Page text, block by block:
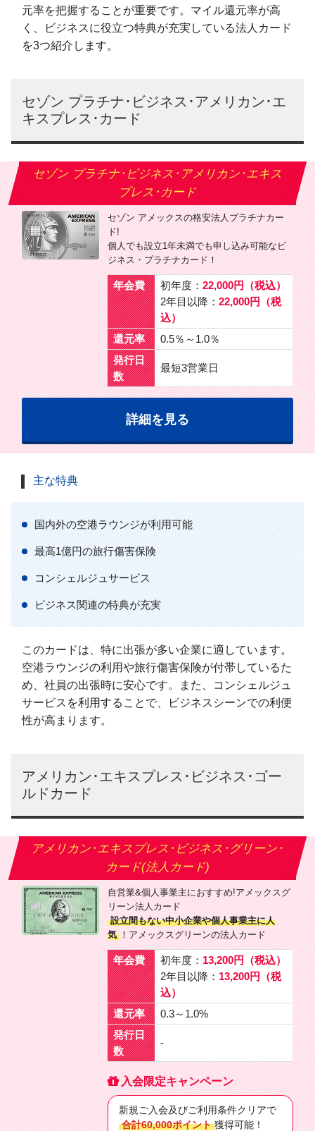
元率を把握することが重要です。マイル還元率が高
く、ビジネスに役立つ特典が充実している法人カード
を3つ紹介します。
セゾン プラチナ･ビジネス･アメリカン･エ
キスプレス･カード
セゾン プラチナ･ビジネス･アメリカン･エキス
プレス･カード
セゾン アメックスの格安法人プラチナカー
ド!
個人でも設立1年未満でも申し込み可能なビ
ジネス・プラチナカード！
年会費 初年度： 22,000円（税込）
2年目以降： 22,000円（税
込）
還元率
0.5％～1.0％
発行日
数
最短3営業日
詳細を見る
主な特典
国内外の空港ラウンジが利用可能
最高1億円の旅行傷害保険
コンシェルジュサービス
ビジネス関連の特典が充実
このカードは、特に出張が多い企業に適しています。
空港ラウンジの利用や旅行傷害保険が付帯しているた
め、社員の出張時に安心です。また、コンシェルジュ
サービスを利用することで、ビジネスシーンでの利便
性が高まります。
アメリカン･エキスプレス･ビジネス･ゴー
ルドカード
アメリカン･エキスプレス･ビジネス･グリーン･
カード(法人カード)
自営業&個人事業主におすすめ!アメックスグ
リーン法人カード
設立間もない中小企業や個人事業主に人
気 ！アメックスグリーンの法人カード
年会費 初年度： 13,200円（税込）
2年目以降： 13,200円（税
込）
還元率
0.3～1.0%
発行日
数
-
入会限定キャンペーン
新規ご入会及びご利用条件クリアで
合計60,000ポイント 獲得可能！